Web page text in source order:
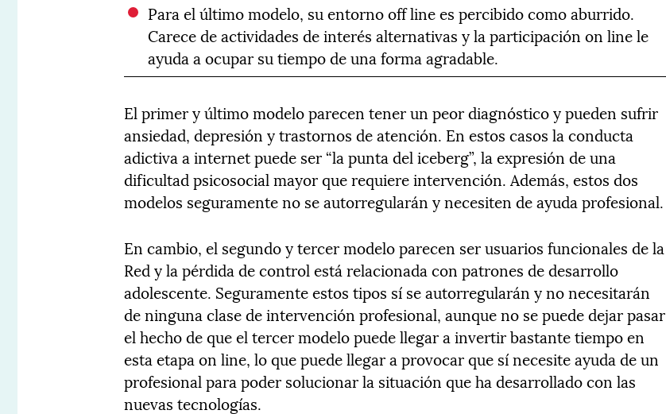
Para el último modelo, su entorno off line es percibido como aburrido.
Carece de actividades de interés alternativas y la participación on line le
ayuda a ocupar su tiempo de una forma agradable.
El primer y último modelo parecen tener un peor diagnóstico y pueden sufrir
ansiedad, depresión y trastornos de atención. En estos casos la conducta
adictiva a internet puede ser “la punta del iceberg”, la expresión de una
dificultad psicosocial mayor que requiere intervención. Además, estos dos
modelos seguramente no se autorregularán y necesiten de ayuda profesional.
En cambio, el segundo y tercer modelo parecen ser usuarios funcionales de la
Red y la pérdida de control está relacionada con patrones de desarrollo
adolescente. Seguramente estos tipos sí se autorregularán y no necesitarán
de ninguna clase de intervención profesional, aunque no se puede dejar pasar
el hecho de que el tercer modelo puede llegar a invertir bastante tiempo en
esta etapa on line, lo que puede llegar a provocar que sí necesite ayuda de un
profesional para poder solucionar la situación que ha desarrollado con las
nuevas tecnologías.